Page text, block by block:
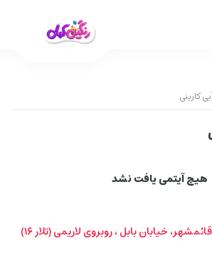
کاربنی
هیچ آیتمی یافت نشد
خیابان بابل ، روبروی لاریمی (تلار ۱۶)